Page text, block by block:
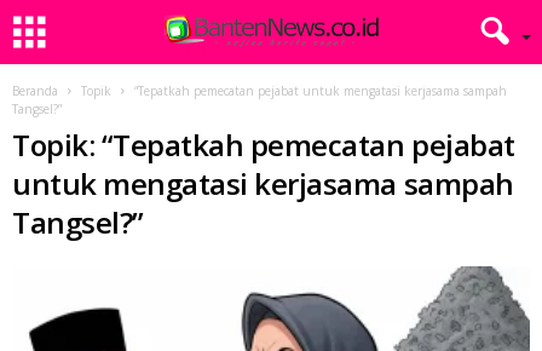
Beranda Topik
“Tepatkah pemecatan pejabat untuk mengatasi kerjasama sampah
Tangsel?”
Topik: “Tepatkah pemecatan pejabat
untuk mengatasi kerjasama sampah
Tangsel?”